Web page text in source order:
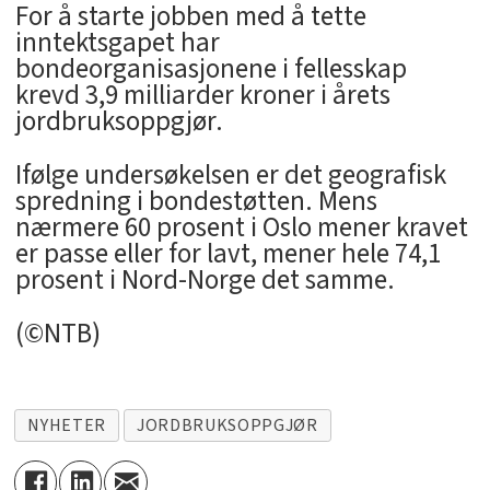
For å starte jobben med å tette
inntektsgapet har
bondeorganisasjonene i fellesskap
krevd 3,9 milliarder kroner i årets
jordbruksoppgjør.
Ifølge undersøkelsen er det geografisk
spredning i bondestøtten. Mens
nærmere 60 prosent i Oslo mener kravet
er passe eller for lavt, mener hele 74,1
prosent i Nord-Norge det samme.
(©NTB)
NYHETER JORDBRUKSOPPGJØR